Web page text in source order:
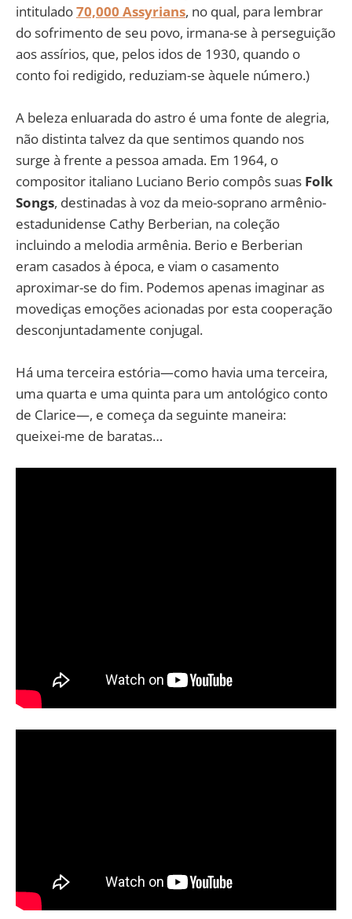
intitulado70,000 Assyrians, no qual, para lembrar
do sofrimento de seu povo, irmana-se à perseguição
aos assírios, que, pelos idos de 1930, quando o
conto foi redigido, reduziam-se àquele número.)
A beleza enluarada do astro é uma fonte de alegria,
não distinta talvez da que sentimos quando nos
surge à frente a pessoa amada. Em 1964, o
compositor italiano Luciano Berio compôs suas Folk
Songs, destinadas à voz da meio-soprano armênio-
estadunidense Cathy Berberian, na coleção
incluindo a melodia armênia. Berio e Berberian
eram casados à época, e viam o casamento
aproximar-se do fim. Podemos apenas imaginar as
movediças emoções acionadas por esta cooperação
desconjuntadamente conjugal.
Há uma terceira estória—como havia uma terceira,
uma quarta e uma quinta para um antológico conto
de Clarice—, e começa da seguinte maneira:
queixei-me de baratas…